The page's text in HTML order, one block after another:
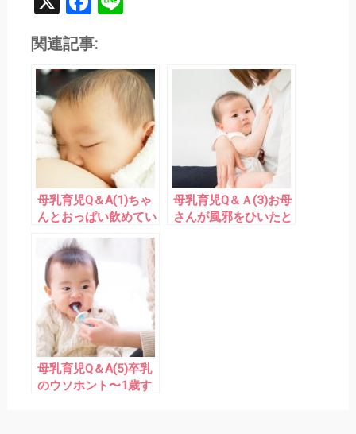
関連記事:
母乳育児Q＆A(1)ちゃ
んとおっぱい飲めてい
の3つのポイント
母乳育児Q＆Ａ(3)お母
さんが風邪をひいたと
母乳育児Q＆A(5)卒乳
のウソホント〜1歳す